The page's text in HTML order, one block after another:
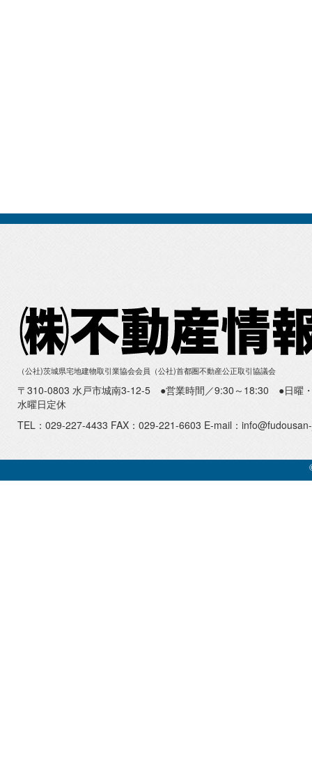
（公社)茨城県宅地建物取引業協会会員（公社)首都圏不動産公正取引協議会
〒310-0803 水戸市城南3-12-5 ●営業時間／9:30～18:30 ●日曜
水曜日定休
TEL：029-227-4433 FAX：029-221-6603 E-mail：